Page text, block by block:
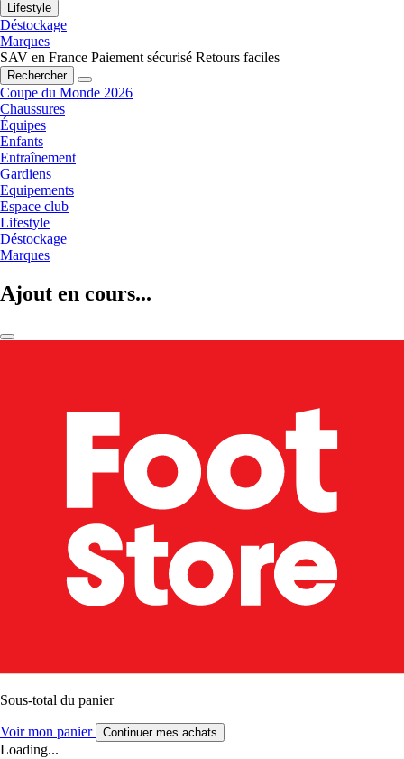
Lifestyle
Déstockage
Marques
SAV en France Paiement sécurisé Retours faciles
Rechercher
Coupe du Monde 2026
Chaussures
Équipes
Enfants
Entraînement
Gardiens
Equipements
Espace club
Lifestyle
Déstockage
Marques
Ajout en cours...
Sous-total du panier
Voir mon panier Continuer mes achats
Loading...